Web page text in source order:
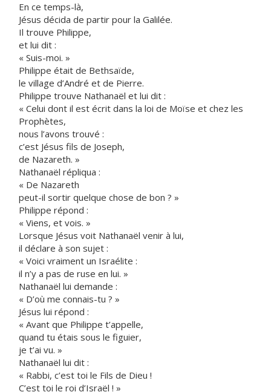
En ce temps-là,
Jésus décida de partir pour la Galilée.
Il trouve Philippe,
et lui dit :
« Suis-moi. »
Philippe était de Bethsaïde,
le village d’André et de Pierre.
Philippe trouve Nathanaël et lui dit :
« Celui dont il est écrit dans la loi de Moïse et chez les
Prophètes,
nous l’avons trouvé :
c’est Jésus fils de Joseph,
de Nazareth. »
Nathanaël répliqua :
« De Nazareth
peut-il sortir quelque chose de bon ? »
Philippe répond :
« Viens, et vois. »
Lorsque Jésus voit Nathanaël venir à lui,
il déclare à son sujet :
« Voici vraiment un Israélite :
il n’y a pas de ruse en lui. »
Nathanaël lui demande :
« D’où me connais-tu ? »
Jésus lui répond :
« Avant que Philippe t’appelle,
quand tu étais sous le figuier,
je t’ai vu. »
Nathanaël lui dit :
« Rabbi, c’est toi le Fils de Dieu !
C’est toi le roi d’Israël ! »